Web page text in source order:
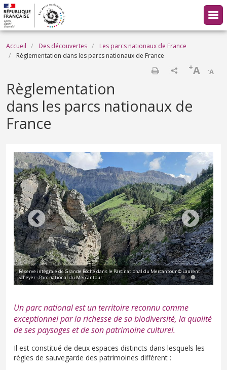
Aller au contenu principal
Fil d'Ariane
Accueil Des découvertes
Les parcs nationaux de France
Règlementation dans les parcs nationaux de France
-A
+A
Règlementation
dans les parcs nationaux de
France
Réserve intégrale de Grande Roche dans le Parc national du Mercantour © Laurent
Scheyer - Parc national du Mercantour
Un parc national est un territoire reconnu comme
exceptionnel par la richesse de sa biodiversité, la qualité
de ses paysages et de son patrimoine culturel.
Il est constitué de deux espaces distincts dans lesquels les
règles de sauvegarde des patrimoines diffèrent :